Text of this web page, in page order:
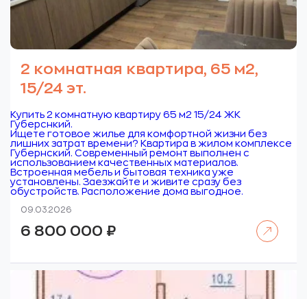
2 комнатная квартира, 65 м2,
15/24 эт.
Купить 2 комнатную квартиру 65 м2 15/24 ЖК
Губерснкий.
Ищете готовое жилье для комфортной жизни без
лишних затрат времени? Квартира в жилом комплексе
Губернский. Современный ремонт выполнен с
использованием качественных материалов.
Встроенная мебель и бытовая техника уже
установлены. Заезжайте и живите сразу без
обустройств. Расположение дома выгодное.
09.03.2026
6 800 000 ₽